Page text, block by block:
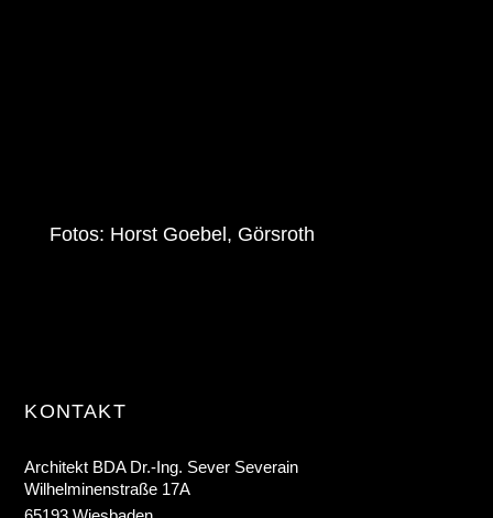
Fotos: Horst Goebel, Görsroth
KONTAKT
Architekt BDA Dr.-Ing. Sever Severain
Wilhelminenstraße 17A